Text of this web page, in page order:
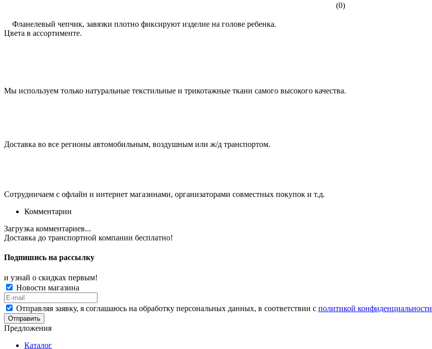
(0)
Фланелевый чепчик, завязки плотно фиксируют изделие на голове ребенка.
Цвета в ассортименте.
Мы используем только натуральные текстильные и трикотажные ткани самого высокого качества.
Доставка во все регионы автомобильным, воздушным или ж/д транспортом.
Сотрудничаем с офлайн и интернет магазинами, организаторами совместных покупок и т.д.
Комментарии
Загрузка комментариев...
Доставка до транспортной компании бесплатно!
Подпишись на рассылку
и узнай о скидках первым!
Новости магазина
Отправляя заявку, я соглашаюсь на обработку персональных данных, в соответствии с политикой конфиденциальности
Отправить
Предложения
Каталог